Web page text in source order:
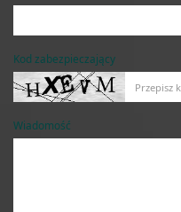
Kod zabezpieczający
Wiadomość